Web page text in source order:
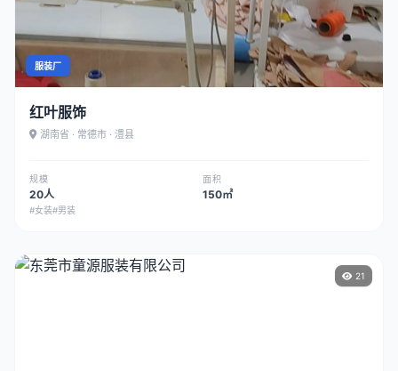
服装厂
红叶服饰
湖南省 · 常德市 · 澧县
规模
20人
面积
150㎡
#女装#男装
21